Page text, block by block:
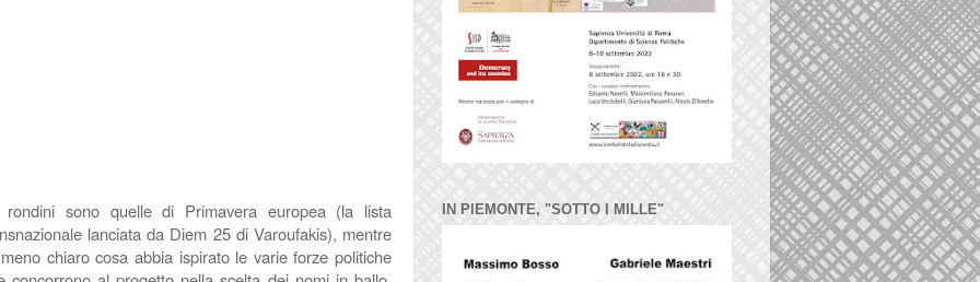
rondini sono quelle di Primavera europea (la lista
lanciata da Diem 25 di Varoufakis), mentre
chiaro cosa abbia ispirato le varie forze politiche
IN PIEMONTE, "SOTTO I MILLE"